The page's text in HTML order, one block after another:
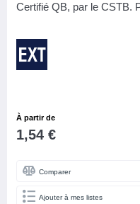
Certifié QB, par le CSTB.
À partir de
1,54 €
Comparer
Ajouter à mes listes